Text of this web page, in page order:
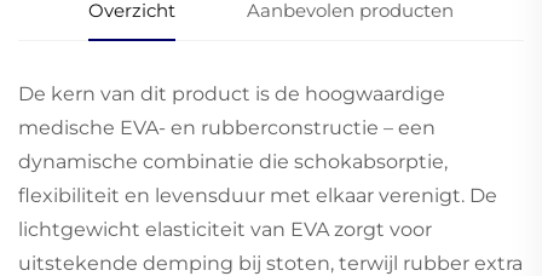
Overzicht Aanbevolen producten
De kern van dit product is de hoogwaardige
medische EVA- en rubberconstructie – een
dynamische combinatie die schokabsorptie,
flexibiliteit en levensduur met elkaar verenigt. De
lichtgewicht elasticiteit van EVA zorgt voor
uitstekende demping bij stoten, terwijl rubber extra